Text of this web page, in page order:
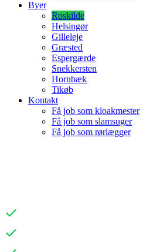
Byer
Roskilde
Helsingør
Gilleleje
Græsted
Espergærde
Snekkersten
Hornbæk
Tikøb
Kontakt
Få job som kloakmester
Få job som slamsuger
Få job som rørlægger